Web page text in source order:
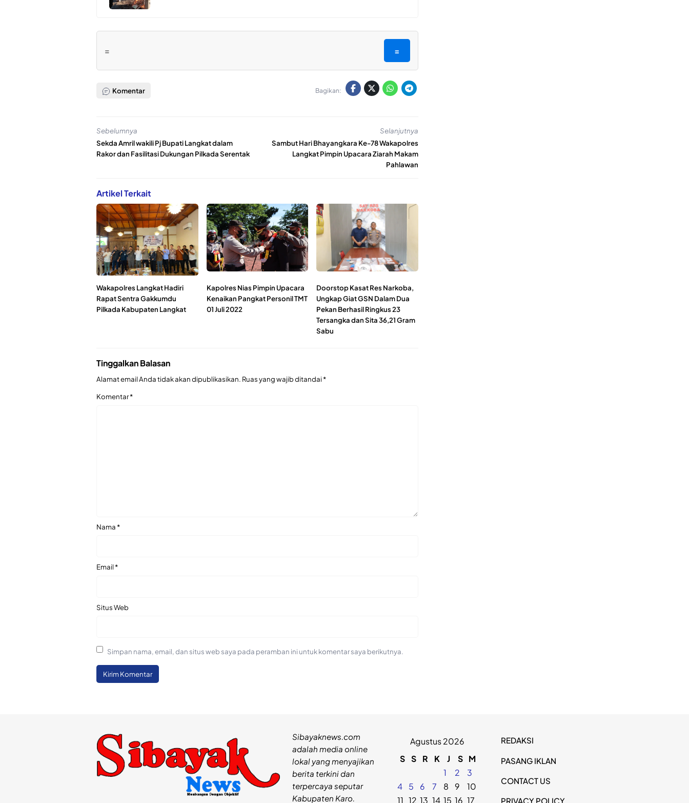
= =
Komentar Bagikan:
Sebelumnya
Sekda Amril wakili Pj Bupati Langkat dalam
Rakor dan Fasilitasi Dukungan Pilkada Serentak
Selanjutnya
Sambut Hari Bhayangkara Ke-78 Wakapolres
Langkat Pimpin Upacara Ziarah Makam
Pahlawan
Artikel Terkait
Wakapolres Langkat Hadiri
Rapat Sentra Gakkumdu
Pilkada Kabupaten Langkat
Kapolres Nias Pimpin Upacara
Kenaikan Pangkat Personil TMT
01 Juli 2022
Doorstop Kasat Res Narkoba,
Ungkap Giat GSN Dalam Dua
Pekan Berhasil Ringkus 23
Tersangka dan Sita 36,21 Gram
Sabu
Tinggalkan Balasan
Alamat email Anda tidak akan dipublikasikan. Ruas yang wajib ditandai*
Komentar*
Nama*
Email*
Situs Web
Simpan nama, email, dan situs web saya pada peramban ini untuk komentar saya berikutnya.
Sibayaknews.com
adalah media online
lokal yang menyajikan
berita terkini dan
terpercaya seputar
Kabupaten Karo.
Agustus 2026
S S R K J S M
1
2
3
4
5 6 7 8 9
10
11 12 13 14 15 16 17
REDAKSI
PASANG IKLAN
CONTACT US
PRIVACY POLICY